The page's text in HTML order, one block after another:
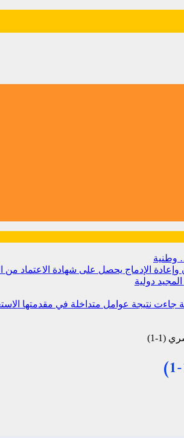
وطنية
وإعادة الإدماج يحصل على شهادة الاعتماد
دولية
جاءت نتيجة عوامل متداخلة في مقدمتها